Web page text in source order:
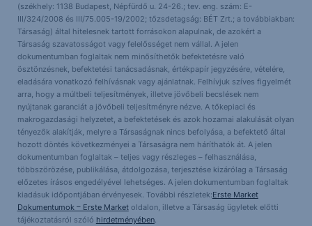
(székhely: 1138 Budapest, Népfürdő u. 24-26.; tev. eng. szám: E-
III/324/2008 és III/75.005-19/2002; tőzsdetagság: BÉT Zrt.; a továbbiakban:
Társaság) által hitelesnek tartott forrásokon alapulnak, de azokért a
Társaság szavatosságot vagy felelősséget nem vállal. A jelen
dokumentumban foglaltak nem minősíthetők befektetésre való
ösztönzésnek, befektetési tanácsadásnak, értékpapír jegyzésére, vételére,
eladására vonatkozó felhívásnak vagy ajánlatnak. Felhívjuk szíves figyelmét
arra, hogy a múltbeli teljesítmények, illetve jövőbeli becslések nem
nyújtanak garanciát a jövőbeli teljesítményre nézve. A tőkepiaci és
makrogazdasági helyzetet, a befektetések és azok hozamai alakulását olyan
tényezők alakítják, melyre a Társaságnak nincs befolyása, a befektető által
hozott döntés következményei a Társaságra nem háríthatók át. A jelen
dokumentumban foglaltak – teljes vagy részleges – felhasználása,
többszörözése, publikálása, átdolgozása, terjesztése kizárólag a Társaság
előzetes írásos engedélyével lehetséges. A jelen dokumentumban foglaltak
kiadásuk időpontjában érvényesek. További részletek:Erste Market
Dokumentumok – Erste Marketoldalon, illetve a Társaság ügyletek előtti
tájékoztatásról szóló hirdetményében.